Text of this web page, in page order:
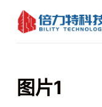
跳
过
图片1